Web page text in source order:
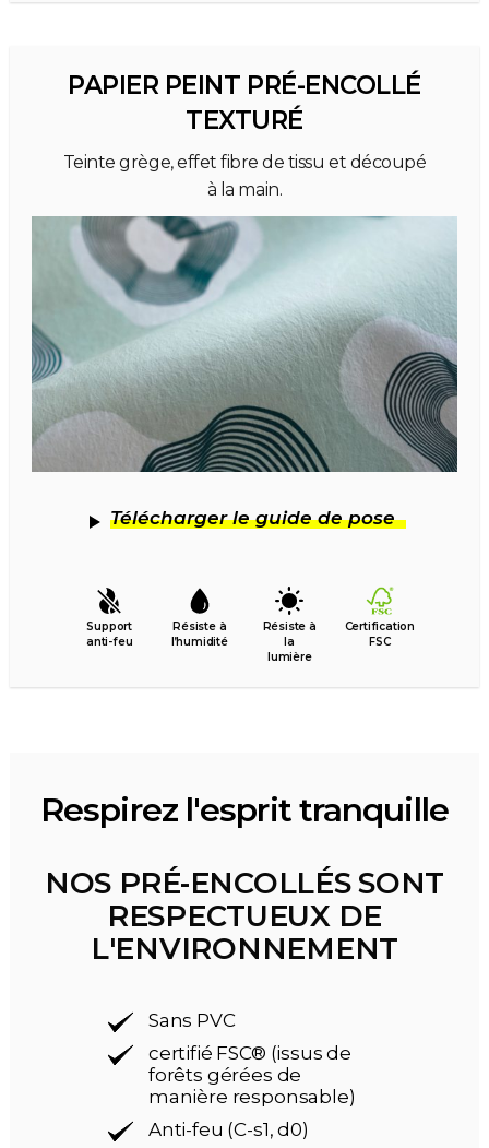
PAPIER PEINT PRÉ-ENCOLLÉ
TEXTURÉ
Teinte grège, effet fibre de tissu et découpé
à la main.
Télécharger le guide de pose
Support
anti-feu
Résiste à
l’humidité
Résiste à
la
lumière
Certification
FSC
Respirez l'esprit tranquille
NOS PRÉ-ENCOLLÉS SONT
RESPECTUEUX DE
L'ENVIRONNEMENT
Sans PVC
certifié FSC® (issus de
forêts gérées de
manière responsable)
Anti-feu (C-s1, d0)